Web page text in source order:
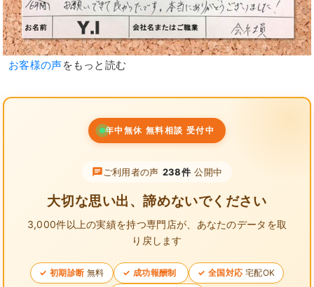
お客様の声をもっと読む
年中無休 無料相談 受付中
ご利用者の声 238件 公開中
大切な思い出、諦めないでください
3,000件以上の実績を持つ専門店が、 あなたのデータを取
り戻します
初期診断 無料 成功報酬制 全国対応 宅配OK